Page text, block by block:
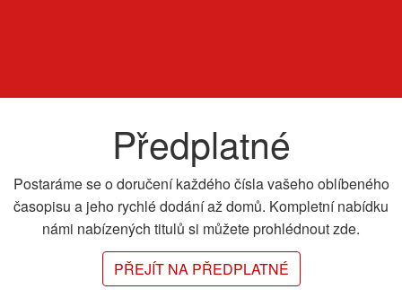
Předplatné
Postaráme se o doručení každého čísla vašeho oblíbeného
časopisu a jeho rychlé dodání až domů. Kompletní nabídku
námi nabízených titulů si můžete prohlédnout zde.
PŘEJÍT NA PŘEDPLATNÉ